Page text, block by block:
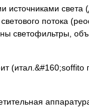
источниками света
потока
светофильтры,